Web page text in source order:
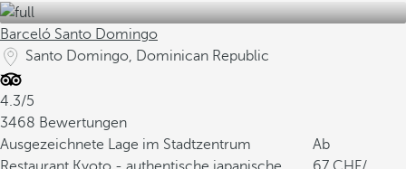
Barceló Santo Domingo
Santo Domingo, Dominican Republic
4.3/5
3468 Bewertungen
Ausgezeichnete Lage im Stadtzentrum
Ab